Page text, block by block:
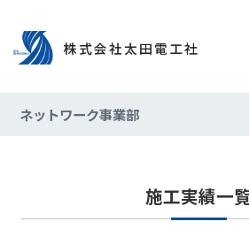
ネットワーク事業部
施工実績一